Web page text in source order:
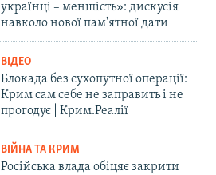
українці – меншість»: дискусія
навколо нової пам'ятної дати
ВІДЕО
Блокада без сухопутної операції:
Крим сам себе не заправить і не
прогодує | Крим.Реалії
ВІЙНА ТА КРИМ
Російська влада обіцяє закрити